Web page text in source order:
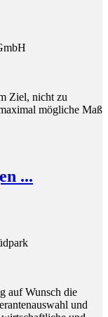
Ziel, nicht zu
mögliche Maß
...
auf Wunsch die
und